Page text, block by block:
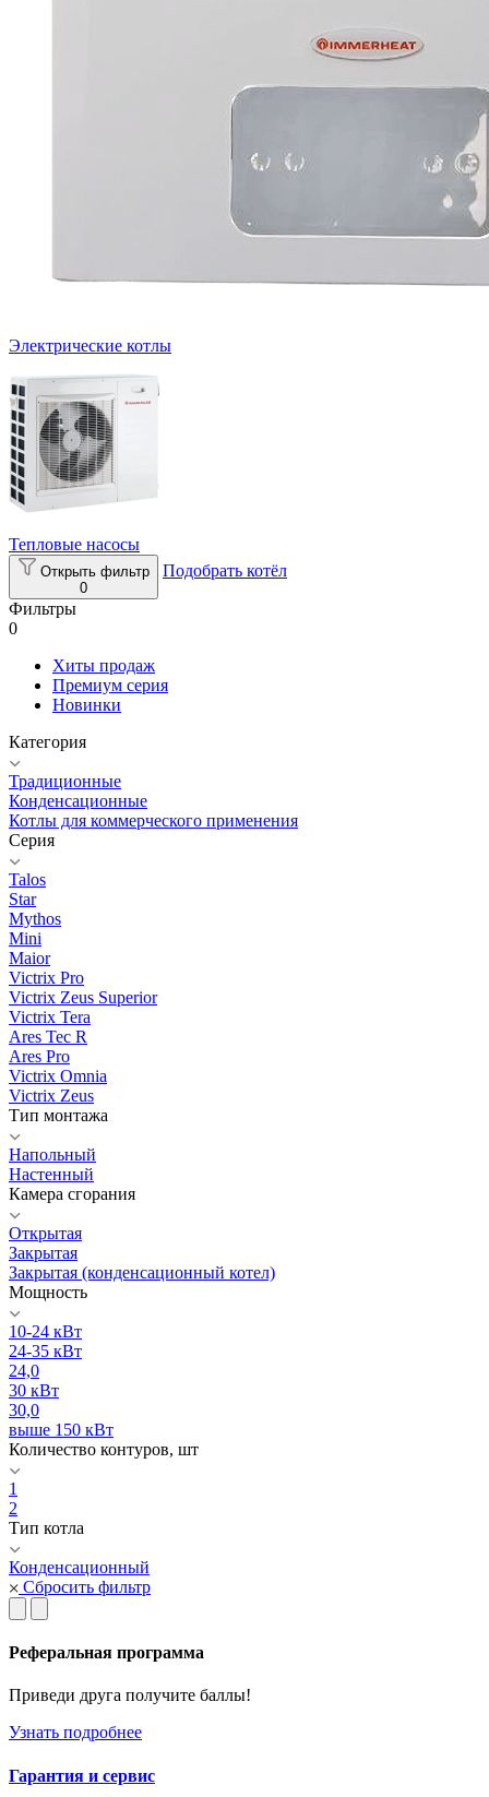
Электрические котлы
Тепловые насосы
Открыть фильтр
0
Подобрать котёл
Фильтры
0
Хиты продаж
Премиум серия
Новинки
Категория
Традиционные
Конденсационные
Котлы для коммерческого применения
Серия
Talos
Star
Mythos
Mini
Maior
Victrix Pro
Victrix Zeus Superior
Victrix Tera
Ares Tec R
Ares Pro
Victrix Omnia
Victrix Zeus
Тип монтажа
Напольный
Настенный
Камера сгорания
Открытая
Закрытая
Закрытая (конденсационный котел)
Мощность
10-24 кВт
24-35 кВт
24,0
30 кВт
30,0
выше 150 кВт
Количество контуров, шт
1
2
Тип котла
Конденсационный
Сбросить фильтр
Реферальная программа
Приведи друга получите баллы!
Узнать подробнее
Гарантия и сервис